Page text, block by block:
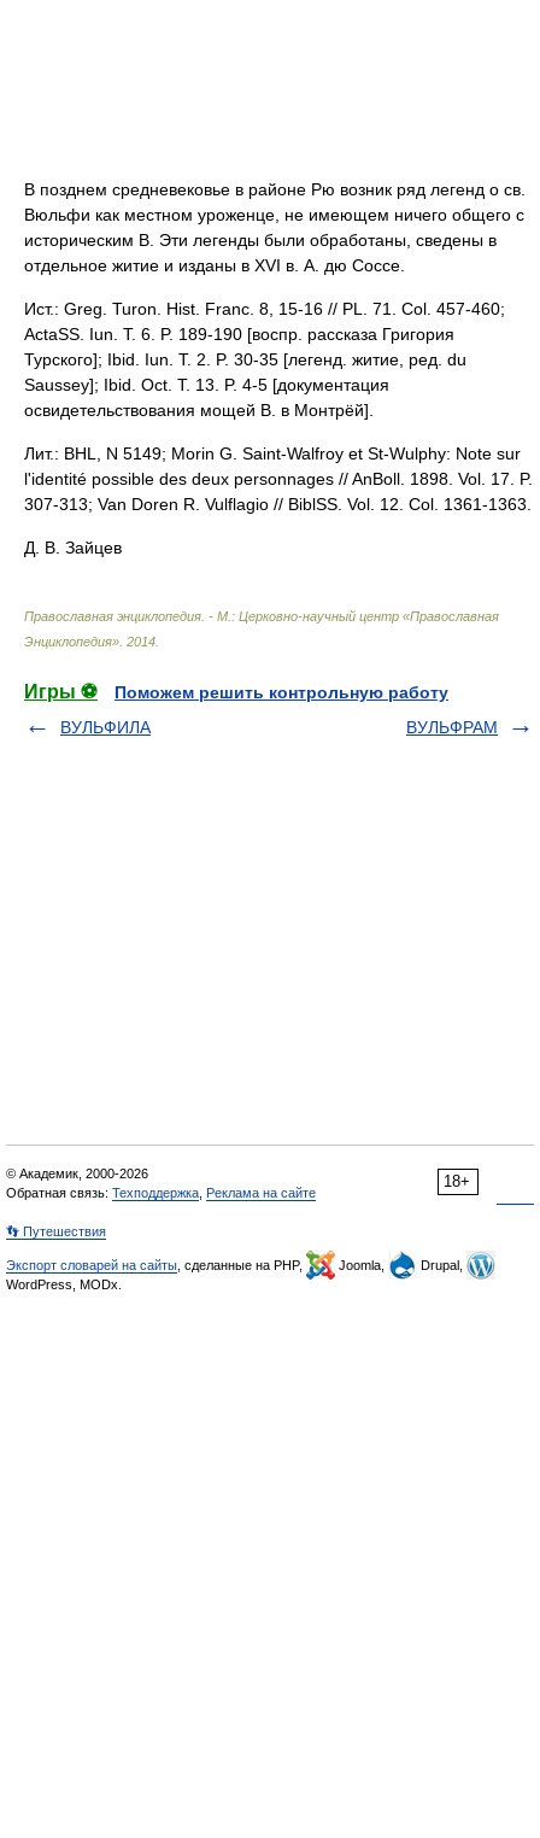
В позднем средневековье в районе Рю возник ряд легенд о св.
Вюльфи как местном уроженце, не имеющем ничего общего с
историческим В. Эти легенды были обработаны, сведены в
отдельное житие и изданы в XVI в. А. дю Соссе.
Ист.: Greg. Turon. Hist. Franc. 8, 15-16 // PL. 71. Col. 457-460;
ActaSS. Iun. T. 6. P. 189-190 [воспр. рассказа Григория
Турского]; Ibid. Iun. T. 2. P. 30-35 [легенд. житие, ред. du
Saussey]; Ibid. Oct. T. 13. P. 4-5 [документация
освидетельствования мощей В. в Монтрёй].
Лит.: BHL, N 5149; Morin G. Saint-Walfroy et St-Wulphy: Note sur
l'identité possible des deux personnages // AnBoll. 1898. Vol. 17. P.
307-313; Van Doren R. Vulflagio // BiblSS. Vol. 12. Col. 1361-1363.
Д. В. Зайцев
Православная энциклопедия. - М.: Церковно-научный центр «Православная
Энциклопедия» 2014
Игры ⚽
Поможем решить контрольную работу
ВУЛЬФИЛА
ВУЛЬФРАМ
18+
© Академик, 2000-2026
Обратная связь: Техподдержка Реклама на сайте
👣 Путешествия
Экспорт словарей на сайты , сделанные на PHP, Joomla,
Drupal,
WordPress, MODx.